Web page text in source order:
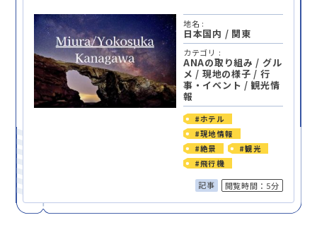
地名 :
日本国内 / 関東
カテゴリ :
ANAの取り組み / グル
メ / 現地の様子 / 行
事・イベント / 観光情
報
#ホテル
#現地情報
#絶景
#観光
#飛行機
記事 閲覧時間：5分